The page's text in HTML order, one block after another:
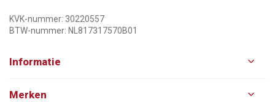
KVK-nummer: 30220557
BTW-nummer: NL817317570B01
Informatie
Merken